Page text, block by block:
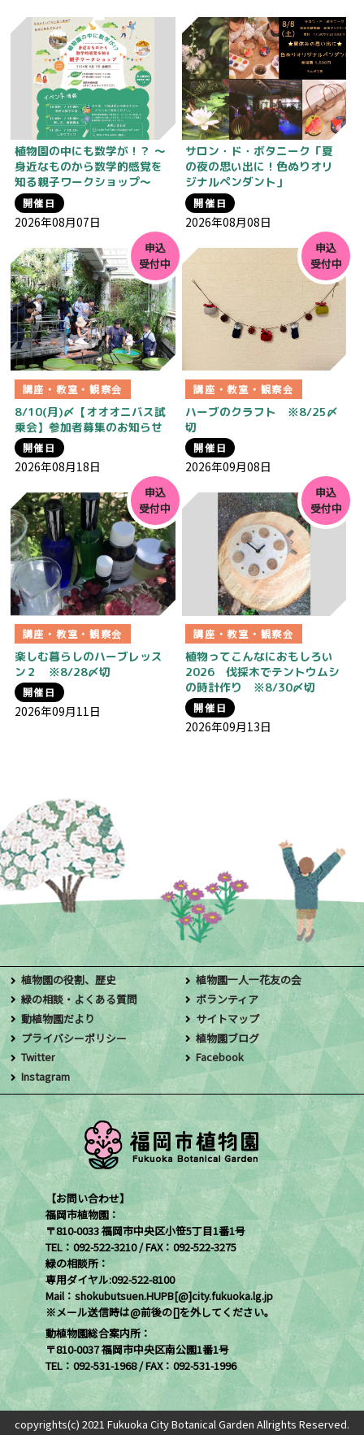
植物園の中にも数学が！？ 〜
身近なものから数学的感覚を
知る親子ワークショップ〜
開催日
2026年08月07日
サロン・ド・ボタニーク「夏
の夜の思い出に！色ぬりオリ
ジナルペンダント」
開催日
2026年08月08日
申込
受付中
講座・教室・観察会
8/10(月)〆【オオオニバス試
乗会】参加者募集のお知らせ
開催日
2026年08月18日
申込
受付中
講座・教室・観察会
ハーブのクラフト ※8/25〆
切
開催日
2026年09月08日
申込
受付中
講座・教室・観察会
楽しむ暮らしのハーブレッス
ン２ ※8/28〆切
開催日
2026年09月11日
申込
受付中
講座・教室・観察会
植物ってこんなにおもしろい
2026 伐採木でテントウムシ
の時計作り ※8/30〆切
開催日
2026年09月13日
植物園の役割、歴史
植物園一人一花友の会
緑の相談・よくある質問
ボランティア
動植物園だより
サイトマップ
プライバシーポリシー
植物園ブログ
Twitter
Facebook
Instagram
【お問い合わせ】
福岡市植物園：
〒810-0033 福岡市中央区小笹5丁目1番1号
TEL：092-522-3210 / FAX：092-522-3275
緑の相談所：
専用ダイヤル:092-522-8100
Mail：shokubutsuen.HUPB[@]city.fukuoka.lg.jp
※メール送信時は@前後の[]を外してください。
動植物園総合案内所：
〒810-0037 福岡市中央区南公園1番1号
TEL：092-531-1968 / FAX：092-531-1996
copyrights(c) 2021 Fukuoka City Botanical Garden Allrights Reserved.